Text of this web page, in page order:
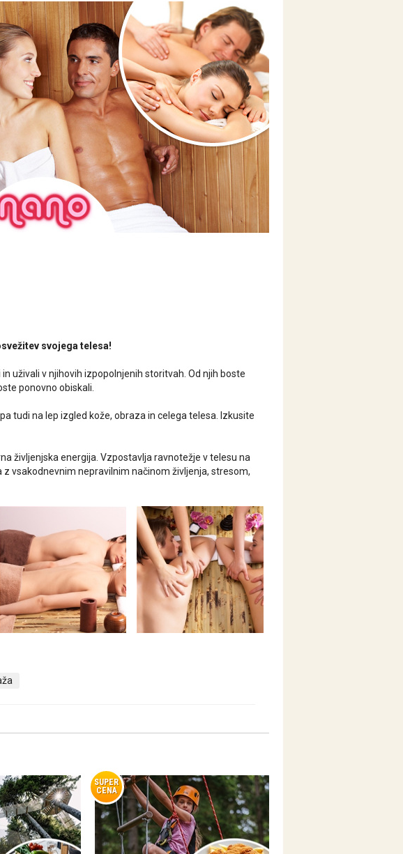
svojega telesa!
uživali v njihovih izpopolnjenih storitvah. Od njih boste
ponovno obiskali.
tudi na lep izgled kože, obraza in celega telesa. Izkusite
življenjska energija. Vzpostavlja ravnotežje v telesu na
z vsakodnevnim nepravilnim načinom življenja, stresom,
SUPER
CENA